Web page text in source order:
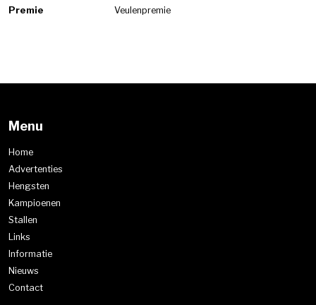
Premie
Veulenpremie
Menu
Home
Advertenties
Hengsten
Kampioenen
Stallen
Links
Informatie
Nieuws
Contact